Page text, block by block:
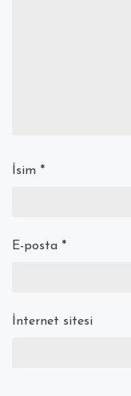
İsim *
E-posta *
İnternet sitesi